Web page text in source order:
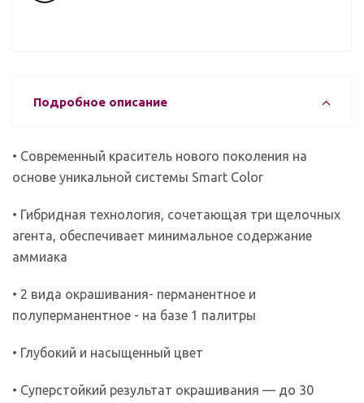
Подробное описание
• Современный краситель нового поколения на
основе уникальной системы Smart Color
• Гибридная технология, сочетающая три щелочных
агента, обеспечивает минимальное содержание
аммиака
• 2 вида окрашивания- перманентное и
полуперманентное - на базе 1 палитры
• Глубокий и насыщенный цвет
• Суперстойкий результат окрашивания — до 30